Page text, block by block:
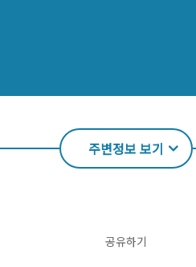
주변정보 보기
공유하기